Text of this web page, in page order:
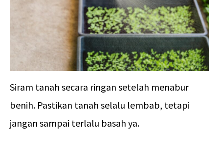
Siram tanah secara ringan setelah menabur
benih. Pastikan tanah selalu lembab, tetapi
jangan sampai terlalu basah ya.